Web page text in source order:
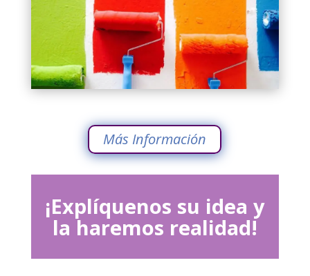
Más Información
¡Explíquenos su idea y
la haremos realidad!